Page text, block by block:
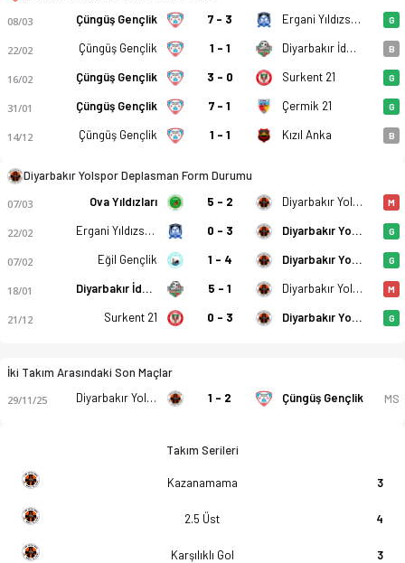
Çüngüş Gençlik Spor - Diyarbakır Yolspor 2-3 bitti. Gol
08/03 Çüngüş Gençlik 7 - 3 Ergani Yıldızspor G
22/02 Çüngüş Gençlik 1 - 1 Diyarbakır İdmanyurdu B
16/02 Çüngüş Gençlik 3 - 0 Surkent 21 G
31/01 Çüngüş Gençlik 7 - 1 Çermik 21 G
14/12 Çüngüş Gençlik 1 - 1 Kızıl Anka B
Diyarbakır Yolspor Deplasman Form Durumu
07/03 Ova Yıldızları 5 - 2 Diyarbakır Yolspor M
22/02 Ergani Yıldızspor 0 - 3 Diyarbakır Yolspor G
07/02 Eğil Gençlik 1 - 4 Diyarbakır Yolspor G
18/01 Diyarbakır İdmanyurdu 5 - 1 Diyarbakır Yolspor M
21/12 Surkent 21 0 - 3 Diyarbakır Yolspor G
İki Takım Arasındaki Son Maçlar
29/11/25 Diyarbakır Yolspor 1 - 2 Çüngüş Gençlik MS
Takım Serileri
Kazanamama 3
2.5 Üst 4
Karşılıklı Gol 3